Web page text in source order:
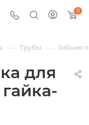
0
— Трубы — Гибкие
для